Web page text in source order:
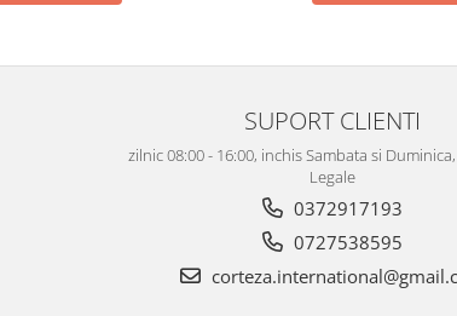
SUPORT CLIENTI
zilnic 08:00 - 16:00, inchis Sambata si
Legale
0372917193
0727538595